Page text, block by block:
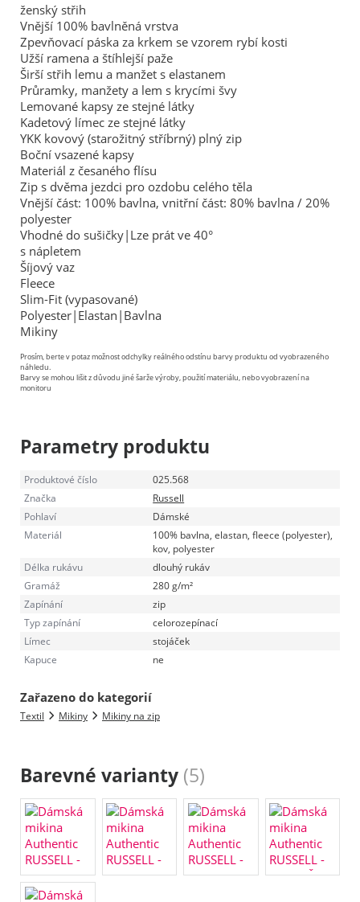
ženský střih
Vnější 100% bavlněná vrstva
Zpevňovací páska za krkem se vzorem rybí kosti
Užší ramena a štíhlejší paže
Širší střih lemu a manžet s elastanem
Průramky, manžety a lem s krycími švy
Lemované kapsy ze stejné látky
Kadetový límec ze stejné látky
YKK kovový (starožitný stříbrný) plný zip
Boční vsazené kapsy
Materiál z česaného flísu
Zip s dvěma jezdci pro ozdobu celého těla
Vnější část: 100% bavlna, vnitřní část: 80% bavlna / 20%
polyester
Vhodné do sušičky|Lze prát ve 40°
s nápletem
Šíjový vaz
Fleece
Slim-Fit (vypasované)
Polyester|Elastan|Bavlna
Mikiny
Prosím, berte v potaz možnost odchylky reálného odstínu barvy produktu od vyobrazeného
náhledu.
Barvy se mohou lišit z důvodu jiné šarže výroby, použití materiálu, nebo vyobrazení na
monitoru
Parametry produktu
Produktové číslo
025.568
Značka
Russell
Pohlaví
Dámské
Materiál
100% bavlna, elastan, fleece (polyester),
kov, polyester
Délka rukávu
dlouhý rukáv
Gramáž
280 g/m²
Zapínání
zip
Typ zapínání
celorozepínací
Límec
stojáček
Kapuce
ne
Zařazeno do kategorií
Textil Mikiny Mikiny na zip
Barevné varianty (5)